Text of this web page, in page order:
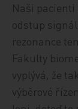
Naši
odstup
rezonance
Fakulty
vyplývá, že
výběrové